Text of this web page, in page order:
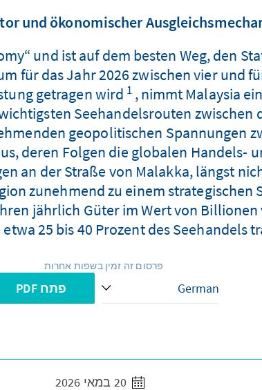
und ökonomischer
und ist auf dem besten Weg, den
für das Jahr 2026 zwischen vier und
getragen wird 1 , nimmt Malaysia
Seehandelsrouten zwischen
geopolitischen Spannungen
deren Folgen die globalen Handels-
an der Straße von Malakka, längst
zunehmend zu einem
jährlich Güter im Wert von
25 bis 40 Prozent des Seehandels
פרסום זה זמין בשפות אחרות
פתח PDF